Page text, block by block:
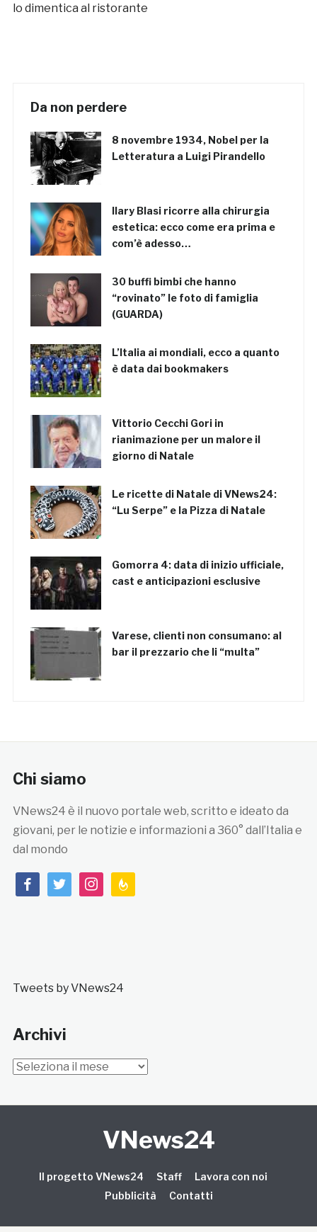
lo dimentica al ristorante
Da non perdere
8 novembre 1934, Nobel per la
Letteratura a Luigi Pirandello
Ilary Blasi ricorre alla chirurgia
estetica: ecco come era prima e
com’è adesso…
30 buffi bimbi che hanno
“rovinato” le foto di famiglia
(GUARDA)
L’Italia ai mondiali, ecco a quanto
è data dai bookmakers
Vittorio Cecchi Gori in
rianimazione per un malore il
giorno di Natale
Le ricette di Natale di VNews24:
“Lu Serpe” e la Pizza di Natale
Gomorra 4: data di inizio ufficiale,
cast e anticipazioni esclusive
Varese, clienti non consumano: al
bar il prezzario che li “multa”
Chi siamo
VNews24 è il nuovo portale web, scritto e ideato da
giovani, per le notizie e informazioni a 360° dall’Italia e
dal mondo
facebooktwitterinstagramfeedburner
Tweets by VNews24
Archivi
Archivi
VNews24
Il progetto VNews24 Staff
Lavora con noi
Pubblicità
Contatti